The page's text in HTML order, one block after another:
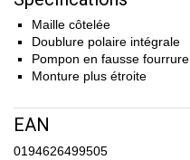
Maille côtelée
Doublure polaire intégrale
Pompon en fausse fourrure
Monture plus étroite
EAN
0194626499505